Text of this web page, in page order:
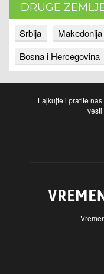
DRUGE
Srbija Makedonija
Bosna i Hercegovina
Lajkujte i pratite